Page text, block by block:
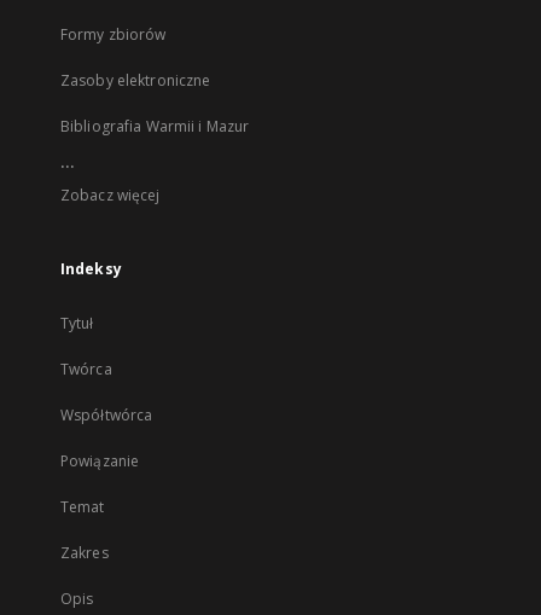
Formy zbiorów
Zasoby elektroniczne
Bibliografia Warmii i Mazur
...
Zobacz więcej
Indeksy
Tytuł
Twórca
Współtwórca
Powiązanie
Temat
Zakres
Opis